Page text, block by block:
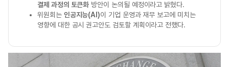
결제 과정의 토큰화 방안이 논의될 예정이라고 밝혔다.
위원회는 인공지능(AI)이 기업 운영과 재무 보고에 미치는
영향에 대한 공시 권고안도 검토할 계획이라고 전했다.